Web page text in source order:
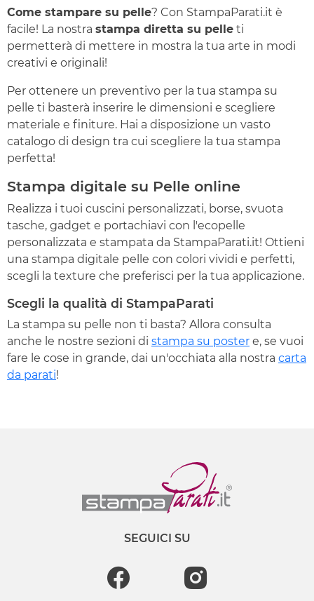
Come stampare su pelle? Con StampaParati.it è
facile! La nostra stampa diretta su pelle ti
permetterà di mettere in mostra la tua arte in modi
creativi e originali!
Per ottenere un preventivo per la tua stampa su
pelle ti basterà inserire le dimensioni e scegliere
materiale e finiture. Hai a disposizione un vasto
catalogo di design tra cui scegliere la tua stampa
perfetta!
Stampa digitale su Pelle online
Realizza i tuoi cuscini personalizzati, borse, svuota
tasche, gadget e portachiavi con l'ecopelle
personalizzata e stampata da StampaParati.it! Ottieni
una stampa digitale pelle con colori vividi e perfetti,
scegli la texture che preferisci per la tua applicazione.
Scegli la qualità di StampaParati
La stampa su pelle non ti basta? Allora consulta
anche le nostre sezioni di stampa su poster e, se vuoi
fare le cose in grande, dai un'occhiata alla nostra carta
da parati!
SEGUICI SU